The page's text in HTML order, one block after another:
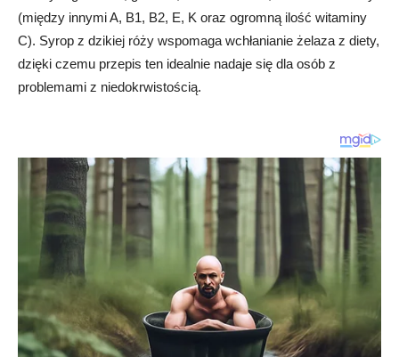
(między innymi A, B1, B2, E, K oraz ogromną ilość witaminy
C). Syrop z dzikiej róży wspomaga wchłanianie żelaza z diety,
dzięki czemu przepis ten idealnie nadaje się dla osób z
problemami z niedokrwistością.